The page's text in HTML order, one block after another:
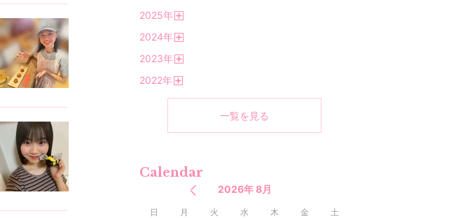
2025年
2024年
2023年
2022年
一覧を見る
Calendar
2026年 8月
日 月 火 水 木 金 土